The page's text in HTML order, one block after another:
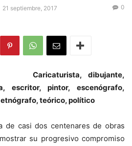
21 septiembre, 2017 0
Caricaturista, dibujante,
escritor, pintor, escenógrafo,
teórico, político
de casi dos centenares de obras
su progresivo compromiso